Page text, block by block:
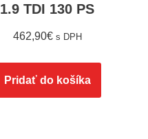
1.9 TDI 130 PS
462,90€ s DPH
Pridať do košíka